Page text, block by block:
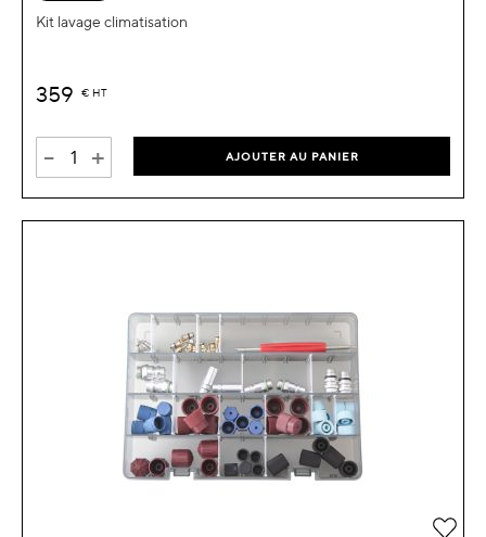
Kit lavage climatisation
359 € HT
- + AJOUTER AU PANIER